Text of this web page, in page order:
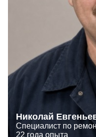
Николай
Специалист по
22 года опыта